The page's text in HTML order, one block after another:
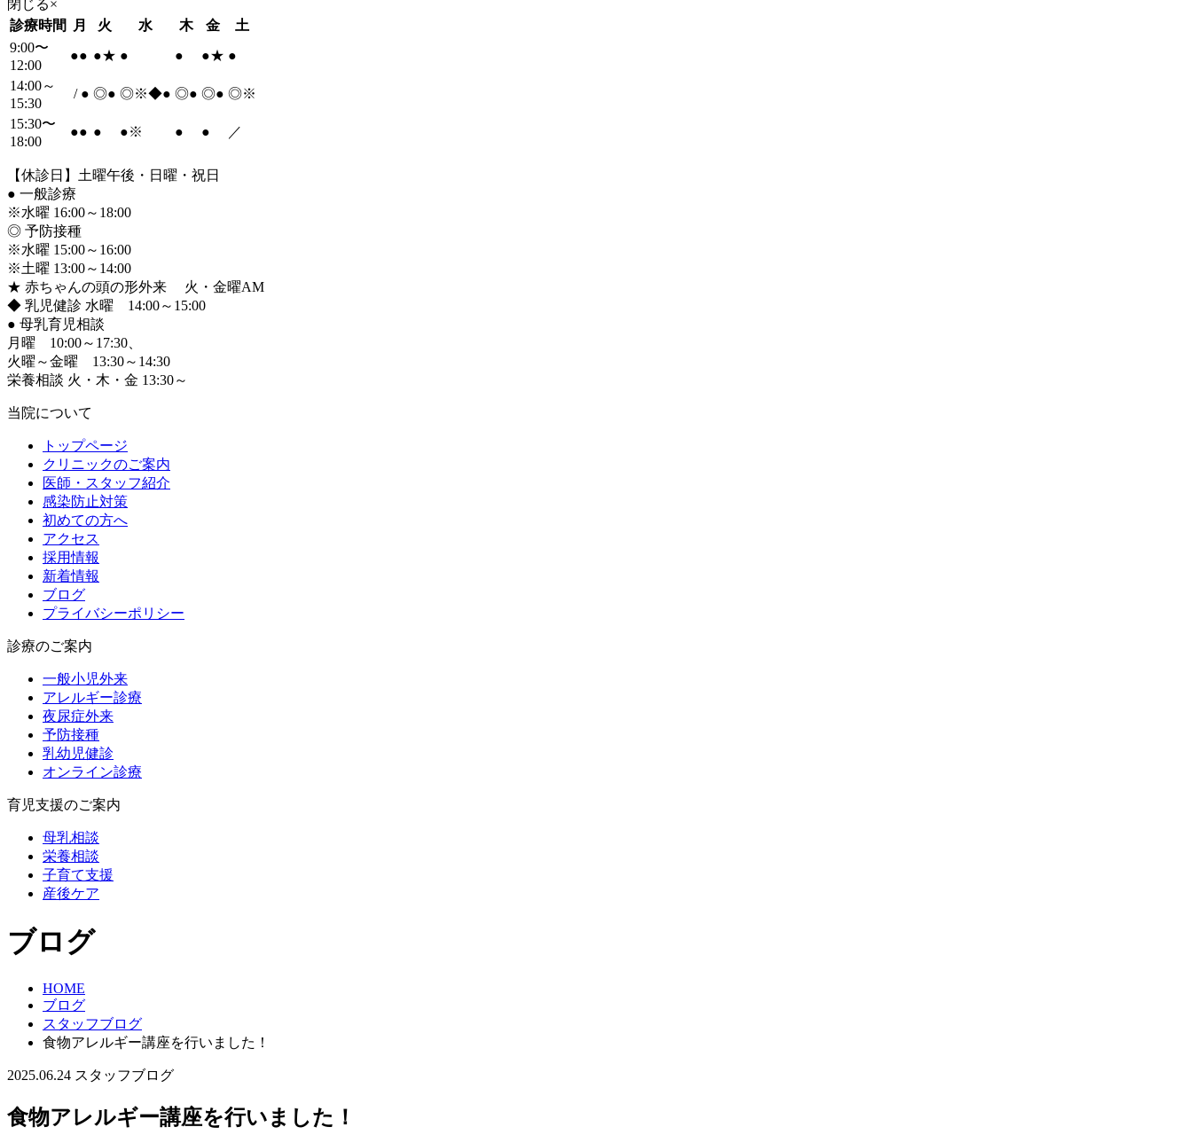
閉じる×
診療時間
月 火 水 木 金
土
9:00〜
12:00
●● ●★ ● ● ●★ ●
14:00～
15:30
/ ● ◎● ◎※◆● ◎● ◎● ◎※
15:30〜
18:00
●● ● ●※ ● ● ／
【休診日】土曜午後・日曜・祝日
● 一般診療
※水曜 16:00～18:00
◎ 予防接種
※水曜 15:00～16:00
※土曜 13:00～14:00
★ 赤ちゃんの頭の形外来 火・金曜AM
◆ 乳児健診 水曜 14:00～15:00
● 母乳育児相談
月曜 10:00～17:30、
火曜～金曜 13:30～14:30
栄養相談 火・木・金 13:30～
当院について
トップページ
クリニックのご案内
医師・スタッフ紹介
感染防止対策
初めての方へ
アクセス
採用情報
新着情報
ブログ
プライバシーポリシー
診療のご案内
一般小児外来
アレルギー診療
夜尿症外来
予防接種
乳幼児健診
オンライン診療
育児支援のご案内
母乳相談
栄養相談
子育て支援
産後ケア
ブログ
HOME
ブログ
スタッフブログ
食物アレルギー講座を行いました！
2025.06.24 スタッフブログ
食物アレルギー講座を行いました！